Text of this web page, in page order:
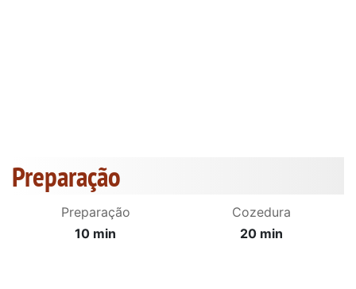
Preparação
Preparação
10 min
Cozedura
20 min